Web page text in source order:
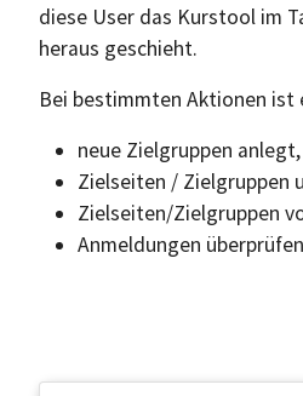
diese User das Kurstool im
heraus geschieht.
Bei bestimmten Aktionen ist
neue Zielgruppen anlegt,
Zielseiten / Zielgruppen
Zielseiten/Zielgruppen
Anmeldungen